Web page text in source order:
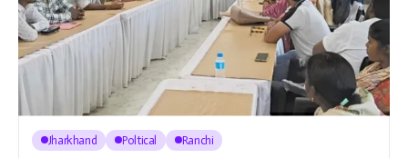
Jharkhand Poltical Ranchi